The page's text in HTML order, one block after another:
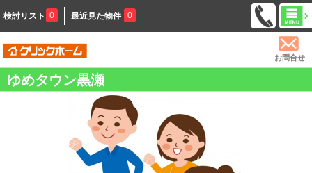
検討リスト 0 最近見た物件 0
お問合せ
ゆめタウン黒瀬